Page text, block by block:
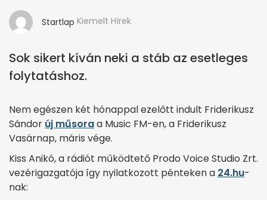
Startlap Kiemelt Hírek
Sok sikert kíván neki a stáb az esetleges
folytatáshoz.
Nem egészen két hónappal ezelőtt indult Friderikusz
Sándor új műsoraa Music FM-en, a Friderikusz
Vasárnap, máris vége.
Kiss Anikó, a rádiót működtető Prodo Voice Studio Zrt.
vezérigazgatója így nyilatkozott pénteken a 24.hu-
nak: